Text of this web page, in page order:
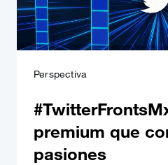
Perspectiva
premium que
pasiones